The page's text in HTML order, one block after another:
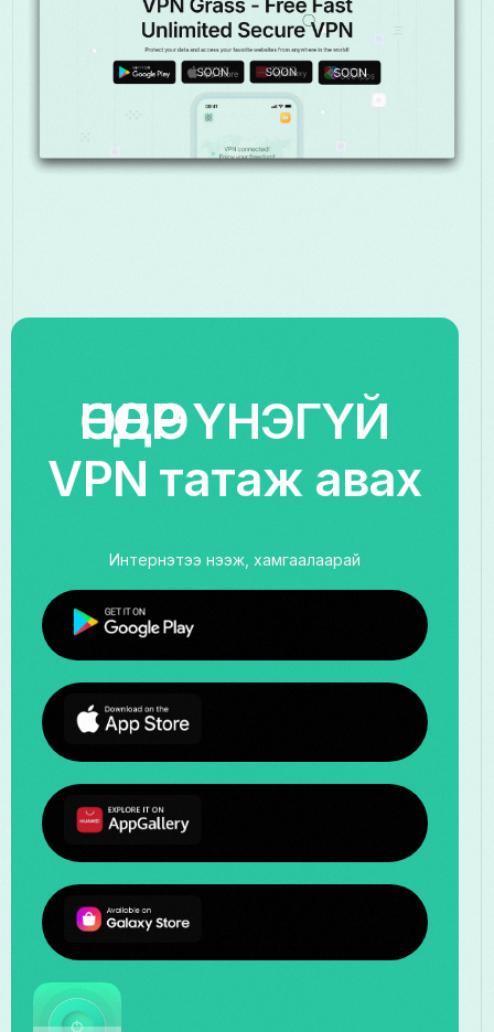
ӨНӨӨДӨР ҮНЭГҮЙ
VPN татаж авах
Интернэтээ нээж, хамгаалаарай